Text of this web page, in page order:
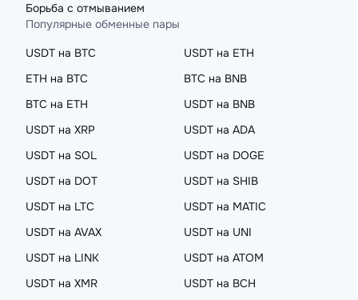
Борьба с отмыванием
Популярные обменные пары
USDT на BTC
USDT на ETH
ETH на BTC
BTC на BNB
BTC на ETH
USDT на BNB
USDT на XRP
USDT на ADA
USDT на SOL
USDT на DOGE
USDT на DOT
USDT на SHIB
USDT на LTC
USDT на MATIC
USDT на AVAX
USDT на UNI
USDT на LINK
USDT на ATOM
USDT на XMR
USDT на BCH